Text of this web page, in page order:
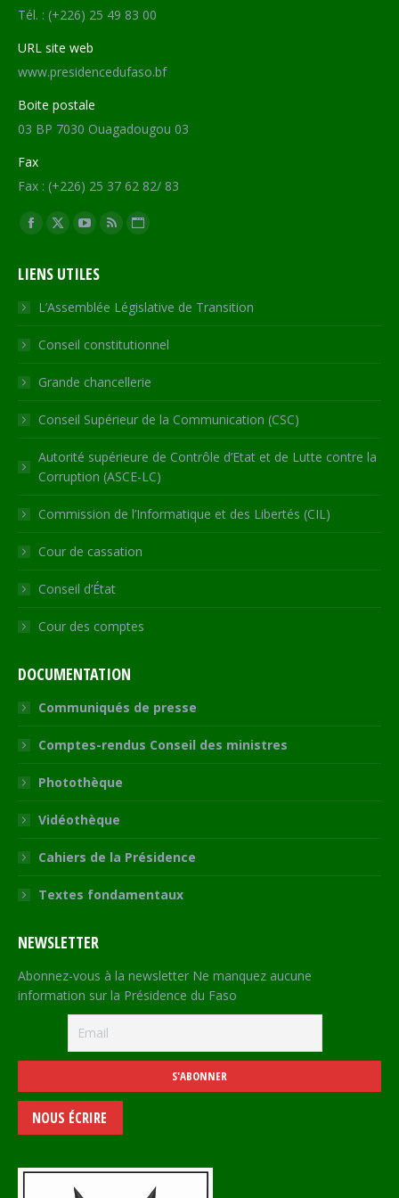
Tél. : (+226) 25 49 83 00
URL site web
www.presidencedufaso.bf
Boite postale
03 BP 7030 Ouagadougou 03
Fax
Fax : (+226) 25 37 62 82/ 83
Trouvez nous sur :
Facebook
opens
in
new
window
X
opens
in
new
window
YouTube
opens
in
new
window
RSS
in
new
window
Site
opens
in
new
LIENS UTILES
L’Assemblée Législative de Transition
Conseil constitutionnel
Grande chancellerie
Conseil Supérieur de la Communication (CSC)
Autorité supérieure de Contrôle d’Etat et de Lutte contre la
Corruption (ASCE-LC)
Commission de l’Informatique et des Libertés (CIL)
Cour de cassation
Conseil d’État
Cour des comptes
DOCUMENTATION
Communiqués de presse
Comptes-rendus Conseil des ministres
Photothèque
Vidéothèque
Cahiers de la Présidence
Textes fondamentaux
NEWSLETTER
Abonnez-vous à la newsletter Ne manquez aucune
information sur la Présidence du Faso
NOUS ÉCRIRE